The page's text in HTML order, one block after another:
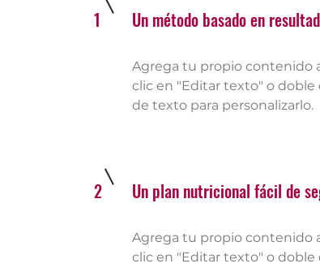
1 Un método basado en
Agrega tu propio contenido
clic en "Editar texto" o doble
de texto para personalizarlo.
2 Un plan nutricional fácil de
Agrega tu propio contenido
clic en "Editar texto" o doble